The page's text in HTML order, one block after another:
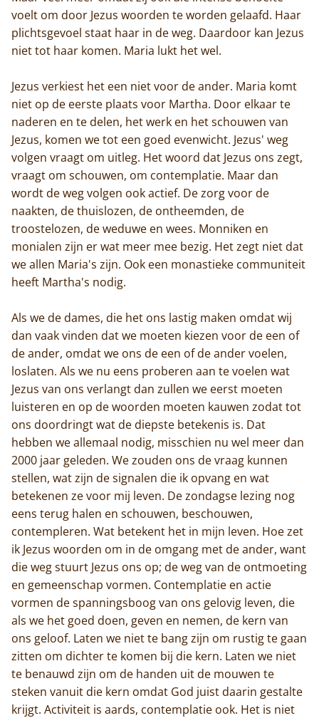
Trappisten
De abdij
Actueel
Monnik worden
Contact
voelt om door Jezus woorden te worden gelaafd. Haar
plichtsgevoel staat haar in de weg. Daardoor kan Jezus
niet tot haar komen. Maria lukt het wel.
Jezus verkiest het een niet voor de ander. Maria komt
niet op de eerste plaats voor Martha. Door elkaar te
naderen en te delen, het werk en het schouwen van
Jezus, komen we tot een goed evenwicht. Jezus' weg
volgen vraagt om uitleg. Het woord dat Jezus ons zegt,
vraagt om schouwen, om contemplatie. Maar dan
wordt de weg volgen ook actief. De zorg voor de
naakten, de thuislozen, de ontheemden, de
troostelozen, de weduwe en wees. Monniken en
monialen zijn er wat meer mee bezig. Het zegt niet dat
we allen Maria's zijn. Ook een monastieke communiteit
heeft Martha's nodig.
Als we de dames, die het ons lastig maken omdat wij
dan vaak vinden dat we moeten kiezen voor de een of
de ander, omdat we ons de een of de ander voelen,
loslaten. Als we nu eens proberen aan te voelen wat
Jezus van ons verlangt dan zullen we eerst moeten
luisteren en op de woorden moeten kauwen zodat tot
ons doordringt wat de diepste betekenis is. Dat
hebben we allemaal nodig, misschien nu wel meer dan
2000 jaar geleden. We zouden ons de vraag kunnen
stellen, wat zijn de signalen die ik opvang en wat
betekenen ze voor mij leven. De zondagse lezing nog
eens terug halen en schouwen, beschouwen,
contempleren. Wat betekent het in mijn leven. Hoe zet
ik Jezus woorden om in de omgang met de ander, want
die weg stuurt Jezus ons op; de weg van de ontmoeting
en gemeenschap vormen. Contemplatie en actie
vormen de spanningsboog van ons gelovig leven, die
als we het goed doen, geven en nemen, de kern van
ons geloof. Laten we niet te bang zijn om rustig te gaan
zitten om dichter te komen bij die kern. Laten we niet
te benauwd zijn om de handen uit de mouwen te
steken vanuit die kern omdat God juist daarin gestalte
krijgt. Activiteit is aards, contemplatie ook. Het is niet